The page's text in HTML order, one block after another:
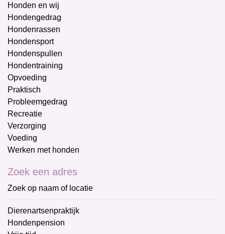
Honden en wij
Hondengedrag
Hondenrassen
Hondensport
Hondenspullen
Hondentraining
Opvoeding
Praktisch
Probleemgedrag
Recreatie
Verzorging
Voeding
Werken met honden
Zoek een adres
Zoek op naam of locatie
Dierenartsenpraktijk
Hondenpension